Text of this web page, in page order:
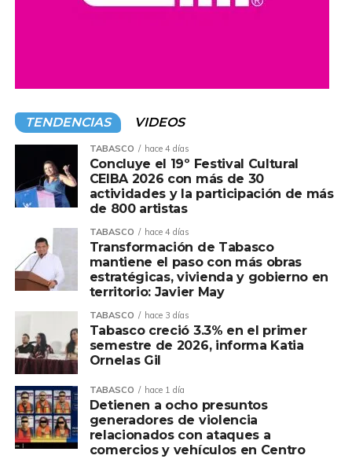
TENDENCIAS VIDEOS
TABASCO hace 4 días
Concluye el 19º Festival Cultural
CEIBA 2026 con más de 30
actividades y la participación de más
de 800 artistas
TABASCO hace 4 días
Transformación de Tabasco
mantiene el paso con más obras
estratégicas, vivienda y gobierno en
territorio: Javier May
TABASCO hace 3 días
Tabasco creció 3.3% en el primer
semestre de 2026, informa Katia
Ornelas Gil
TABASCO hace 1 día
Detienen a ocho presuntos
generadores de violencia
relacionados con ataques a
comercios y vehículos en Centro